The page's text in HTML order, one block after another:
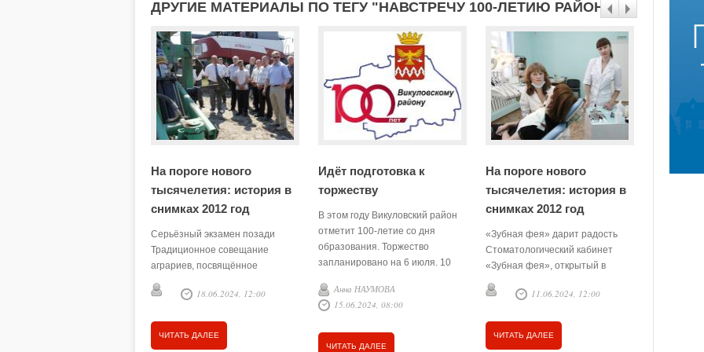
ДРУГИЕ МАТЕРИАЛЫ ПО ТЕГУ "НАВСТРЕЧУ 100-ЛЕТИЮ РАЙОНА"
На пороге нового
тысячелетия: история в
снимках 2012 год
Серьёзный экзамен позади
Традиционное совещание
аграриев, посвящённое
окончанию весенних полевых
работ в районе, началось и
нестандартно: не в зале
районной администрации, а на
18.06.2024, 12:00
ЧИТАТЬ ДАЛЕЕ
Идёт подготовка к
торжеству
В этом году Викуловский район
отметит 100-летие со дня
образования. Торжество
запланировано на 6 июля. 10
состоялся оргкомитет по
подготовке и проведению
Анна НАУМОВА
15.06.2024, 08:00
ЧИТАТЬ ДАЛЕЕ
На пороге нового
тысячелетия: история в
снимках 2012 год
«Зубная фея» дарит радость
Стоматологический кабинет
«Зубная фея», открытый в
нашем районе в прошлом году
Татьяной Квашниной, дарит
11.06.2024, 12:00
ЧИТАТЬ ДАЛЕЕ
На